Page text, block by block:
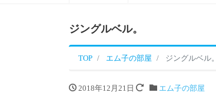
ジングルベル。
TOP エム子の部屋 ジングルベル。
2018年12月21日 エム子の部屋